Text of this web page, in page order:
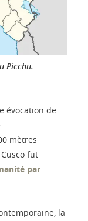
Picchu.
évocation de
mètres
fut
par
la